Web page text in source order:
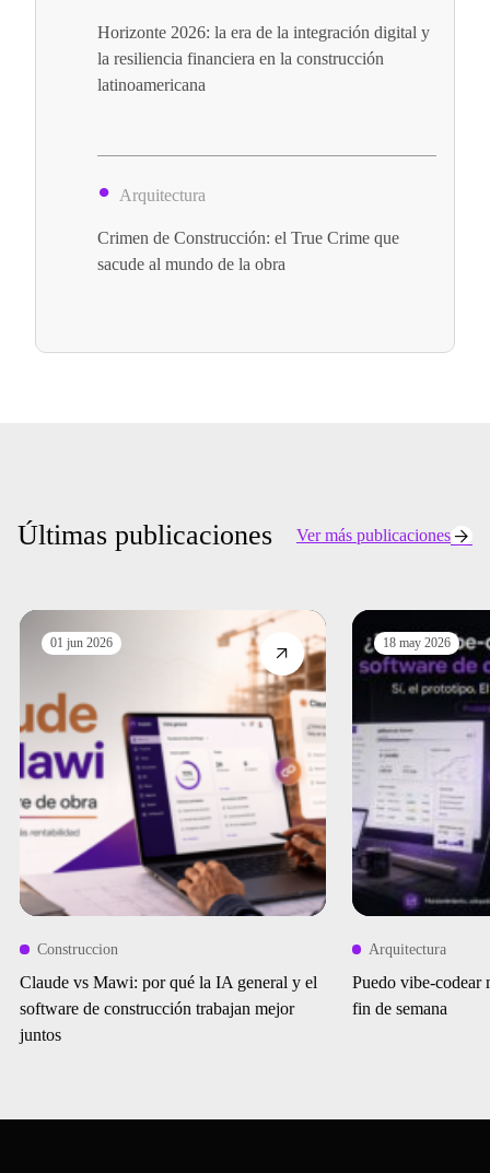
Horizonte 2026: la era de la integración digital y
la resiliencia financiera en la construcción
latinoamericana
Arquitectura
Crimen de Construcción: el True Crime que
sacude al mundo de la obra
Últimas publicaciones Ver más publicaciones
01 jun 2026
Construccion
Claude vs Mawi: por qué la IA general y el
software de construcción trabajan mejor
juntos
18 may 2026
Arquitectura
Puedo vibe-
fin de semana